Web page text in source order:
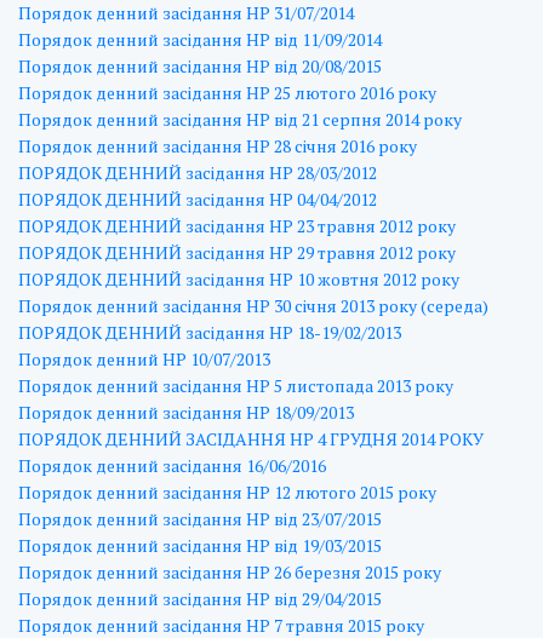
Порядок денний засідання НР 31/07/2014
Порядок денний засідання НР від 11/09/2014
Порядок денний засідання НР від 20/08/2015
Порядок денний засідання НР 25 лютого 2016 року
Порядок денний засідання НР від 21 серпня 2014 року
Порядок денний засідання НР 28 січня 2016 року
ПОРЯДОК ДЕННИЙ засідання НР 28/03/2012
ПОРЯДОК ДЕННИЙ засідання НР 04/04/2012
ПОРЯДОК ДЕННИЙ засідання НР 23 травня 2012 року
ПОРЯДОК ДЕННИЙ засідання НР 29 травня 2012 року
ПОРЯДОК ДЕННИЙ засідання НР 10 жовтня 2012 року
Порядок денний засідання НР 30 січня 2013 року (середа)
ПОРЯДОК ДЕННИЙ засідання НР 18-19/02/2013
Порядок денний НР 10/07/2013
Порядок денний засідання НР 5 листопада 2013 року
Порядок денний засідання НР 18/09/2013
ПОРЯДОК ДЕННИЙ ЗАСІДАННЯ НР 4 ГРУДНЯ 2014 РОКУ
Порядок денний засідання 16/06/2016
Порядок денний засідання НР 12 лютого 2015 року
Порядок денний засідання НР від 23/07/2015
Порядок денний засідання НР від 19/03/2015
Порядок денний засідання НР 26 березня 2015 року
Порядок денний засідання НР від 29/04/2015
Порядок денний засідання НР 7 травня 2015 року